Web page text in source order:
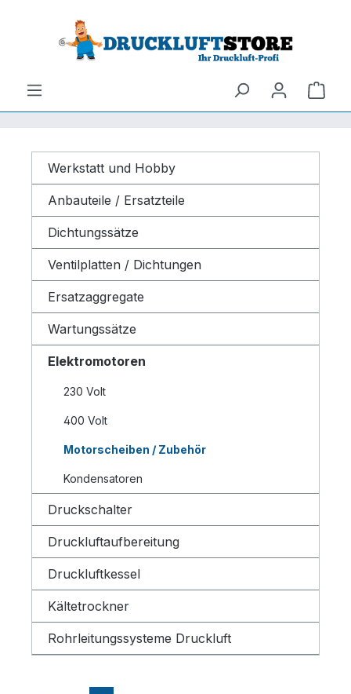
Hauptinhalt springen
Zur Suche springen
Werkstatt und Hobby
Anbauteile / Ersatzteile
Dichtungssätze
Ventilplatten / Dichtungen
Ersatzaggregate
Wartungssätze
Elektromotoren
230 Volt
400 Volt
Motorscheiben / Zubehör
Kondensatoren
Druckschalter
Druckluftaufbereitung
Druckluftkessel
Kältetrockner
Rohrleitungssysteme Druckluft